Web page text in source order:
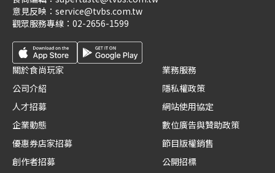
意見反映： service@tvbs.com.tw
觀眾服務專線： 02-2656-1599
關於食尚玩家
公司介紹
人才招募
企業動態
優惠券店家招募
創作者招募
業務服務
隱私權政策
網站使用協定
數位廣告與贊助政策
節目版權銷售
公開招標